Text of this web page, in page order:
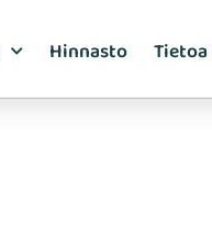
Hinnasto Tietoa